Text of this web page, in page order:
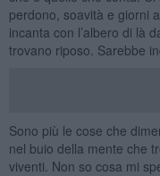
perdono, soavità e giorni
incanta con l’albero di là
trovano riposo. Sarebbe
Sono più le cose che
nel buio della mente che
viventi. Non so cosa mi